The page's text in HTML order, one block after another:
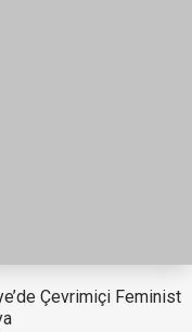
Çevrimiçi Feminist